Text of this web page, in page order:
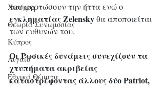
Χιούμορ
Θεωρία Συνωμοσίας
Κύπρος
Αιγαίο
Εθνικά Θέματα
του φορτώσουν την ήττα ενώ ο
εγκληματίας Zelensky θα αποποιείται
των ευθυνών του.
Οι Ρωσικές δυνάμεις συνεχίζουν τα
χτυπήματα ακριβείας
καταστρέφοντας άλλους δύο Patriot,